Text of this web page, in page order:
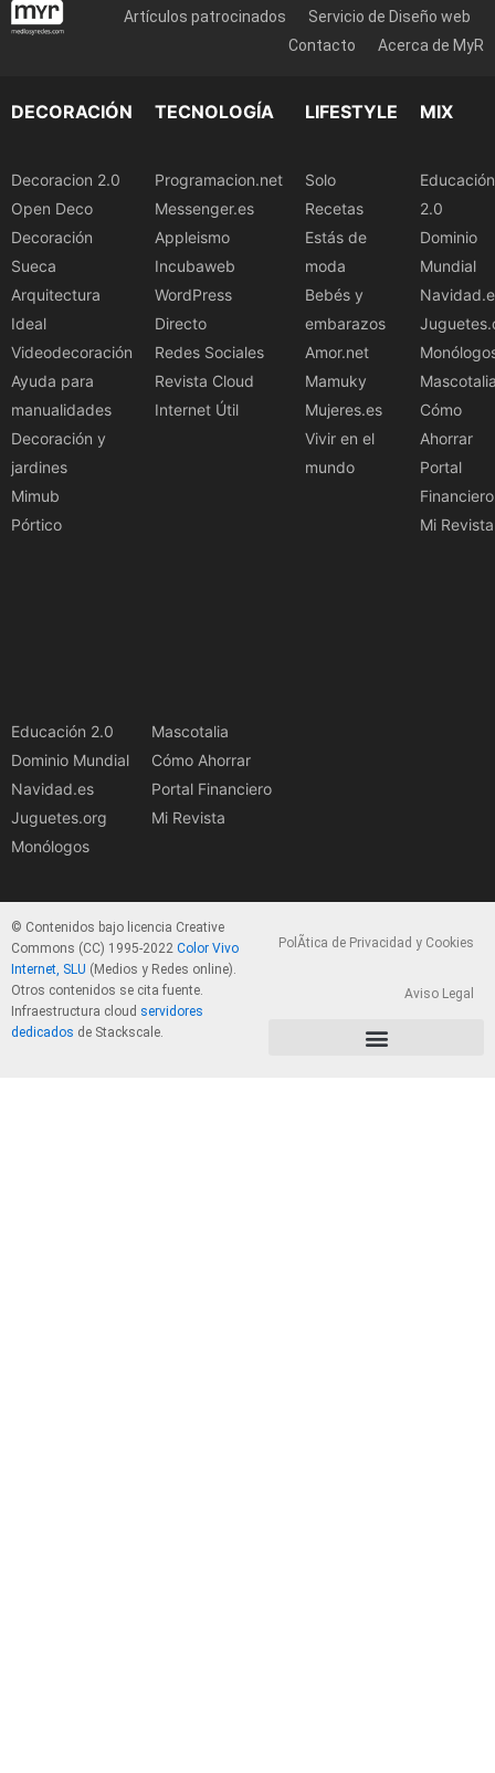
Artículos patrocinados
Servicio de Diseño web
Contacto
Acerca de MyR
DECORACIÓN
Decoracion 2.0
Open Deco
Decoración
Sueca
Arquitectura
Ideal
Videodecoración
Ayuda para
manualidades
Decoración y
jardines
Mimub
Pórtico
TECNOLOGÍA
Programacion.net
Messenger.es
Appleismo
Incubaweb
WordPress
Directo
Redes Sociales
Revista Cloud
Internet Útil
LIFESTYLE
Solo
Recetas
Estás de
moda
Bebés y
embarazos
Amor.net
Mamuky
Mujeres.es
Vivir en el
mundo
MIX
Educación
2.0
Dominio
Mundial
Cómo
Ahorrar
Portal
Financiero
Mi Revista
Educación 2.0
Dominio Mundial
Navidad.es
Juguetes.org
Monólogos
Mascotalia
Cómo Ahorrar
Portal Financiero
Mi Revista
© Contenidos bajo licencia Creative
Commons (CC) 1995-2022 Color Vivo
Internet, SLU (Medios y Redes online).
Otros contenidos se cita fuente.
Infraestructura cloud servidores
dedicados de Stackscale.
PolÃ­tica de Privacidad y Cookies
Aviso Legal